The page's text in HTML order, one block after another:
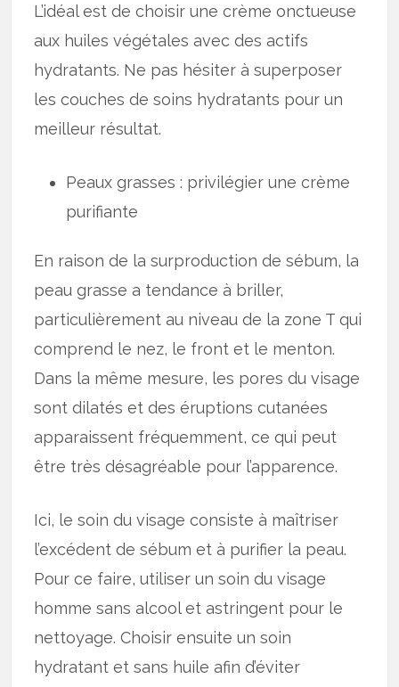
L’idéal est de choisir une crème onctueuse
aux huiles végétales avec des actifs
hydratants. Ne pas hésiter à superposer
les couches de soins hydratants pour un
meilleur résultat.
Peaux grasses : privilégier une crème
purifiante
En raison de la surproduction de sébum, la
peau grasse a tendance à briller,
particulièrement au niveau de la zone T qui
comprend le nez, le front et le menton.
Dans la même mesure, les pores du visage
sont dilatés et des éruptions cutanées
apparaissent fréquemment, ce qui peut
être très désagréable pour l’apparence.
Ici, le soin du visage consiste à maîtriser
l’excédent de sébum et à purifier la peau.
Pour ce faire, utiliser un soin du visage
homme sans alcool et astringent pour le
nettoyage. Choisir ensuite un soin
hydratant et sans huile afin d’éviter